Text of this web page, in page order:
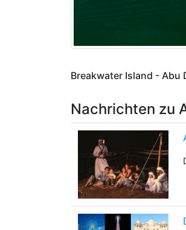
Breakwater Island - Abu
Nachrichten zu